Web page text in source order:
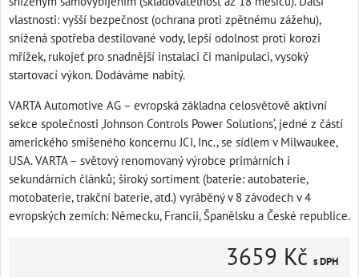
vlastnosti: vyšší bezpečnost (ochrana proti zpětnému zážehu),
snížená spotřeba destilované vody, lepší odolnost proti korozi
mřížek, rukojeť pro snadnější instalaci či manipulaci, vysoký
startovací výkon. Dodáváme nabitý.
VARTA Automotive AG – evropská základna celosvětově aktivní
sekce společnosti ‚Johnson Controls Power Solutions‘, jedné z částí
amerického smíšeného koncernu JCI, Inc., se sídlem v Milwaukee,
USA. VARTA – světový renomovaný výrobce primárních i
sekundárních článků; široký sortiment (baterie: autobaterie,
motobaterie, trakční baterie, atd.) vyráběný v 8 závodech v 4
evropských zemích: Německu, Francii, Španělsku a České republice.
3659 Kč s DPH